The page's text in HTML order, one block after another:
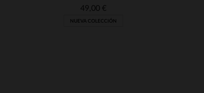
49,00 €
NUEVA COLECCIÓN